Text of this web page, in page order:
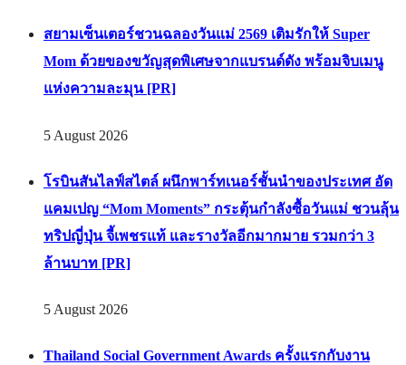
สยามเซ็นเตอร์ชวนฉลองวันแม่ 2569 เติมรักให้ Super
Mom ด้วยของขวัญสุดพิเศษจากแบรนด์ดัง พร้อมจิบเมนู
แห่งความละมุน [PR]
5 August 2026
โรบินสันไลฟ์สไตล์ ผนึกพาร์ทเนอร์ชั้นนำของประเทศ อัด
แคมเปญ “Mom Moments” กระตุ้นกำลังซื้อวันแม่ ชวนลุ้น
ทริปญี่ปุ่น จี้เพชรแท้ และรางวัลอีกมากมาย รวมกว่า 3
ล้านบาท [PR]
5 August 2026
Thailand Social Government Awards ครั้งแรกกับงาน